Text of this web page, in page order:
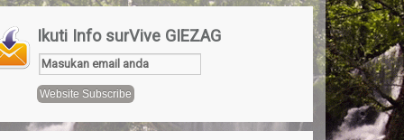
Ikuti Info surVive GIEZAG